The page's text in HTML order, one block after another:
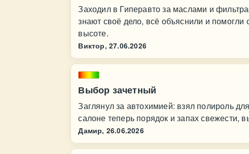
Заходил в Гиперавто за маслами и
знают своё дело, всё объяснили и
высоте.
Виктор, 27.06.2026
Выбор зачетный
Заглянул за автохимией: взял полироль
салоне теперь порядок и запах свежести,
Дамир, 26.06.2026